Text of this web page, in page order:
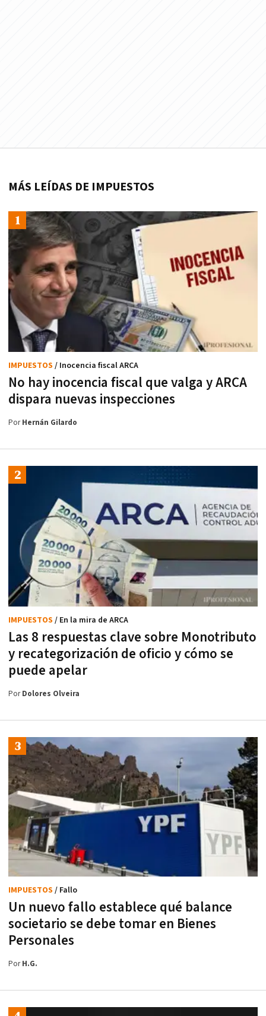
MÁS LEÍDAS DE IMPUESTOS
No hay inocencia fiscal que valga y ARCA
dispara nuevas inspecciones
IMPUESTOS / Inocencia fiscal ARCA
PorHernán Gilardo
Las 8 respuestas clave sobre Monotributo
y recategorización de oficio y cómo se
puede apelar
IMPUESTOS / En la mira de ARCA
PorDolores Olveira
Un nuevo fallo establece qué balance
societario se debe tomar en Bienes
Personales
IMPUESTOS / Fallo
PorH.G.